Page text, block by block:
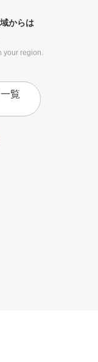
からは
your region.
覧